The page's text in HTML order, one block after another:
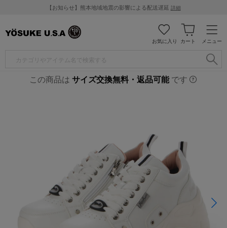
【お知らせ】熊本地域地震の影響による配送遅延 詳細
メニュー
カート
お気に入り
この商品は サイズ交換無料・返品可能です